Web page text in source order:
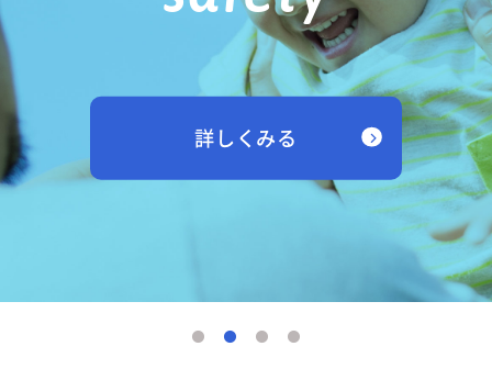
詳しくみる